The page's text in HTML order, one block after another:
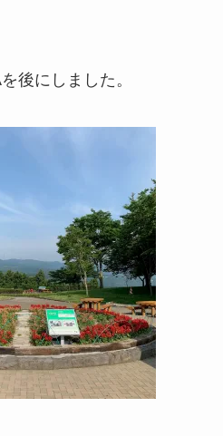
後にしました。